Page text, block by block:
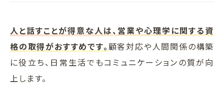
人と話すことが得意な人は、営業や心理学に関する資
格の取得がおすすめです。顧客対応や人間関係の構築
に役立ち、日常生活でもコミュニケーションの質が向
上します。